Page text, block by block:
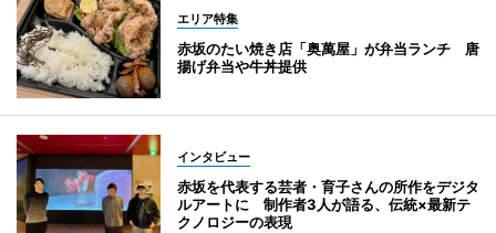
エリア特集
赤坂のたい焼き店「奥萬屋」が弁当ランチ 唐
揚げ弁当や牛丼提供
インタビュー
赤坂を代表する芸者・育子さんの所作をデジタ
ルアートに 制作者3人が語る、伝統×最新テ
クノロジーの表現